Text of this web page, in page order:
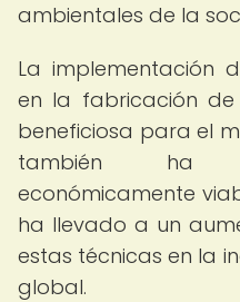
ambientales de la
La implementación
en la fabricación
beneficiosa para el
también ha
económicamente
ha llevado a un
estas técnicas en la
global.